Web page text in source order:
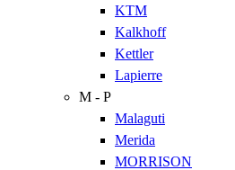
KTM
Kalkhoff
Kettler
Lapierre
M - P
Malaguti
Merida
MORRISON